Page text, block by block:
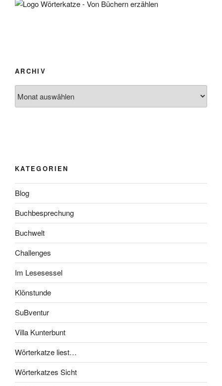
ARCHIV
KATEGORIEN
Blog
Buchbesprechung
Buchwelt
Challenges
Im Lesesessel
Klönstunde
SuBventur
Villa Kunterbunt
Wörterkatze liest…
Wörterkatzes Sicht